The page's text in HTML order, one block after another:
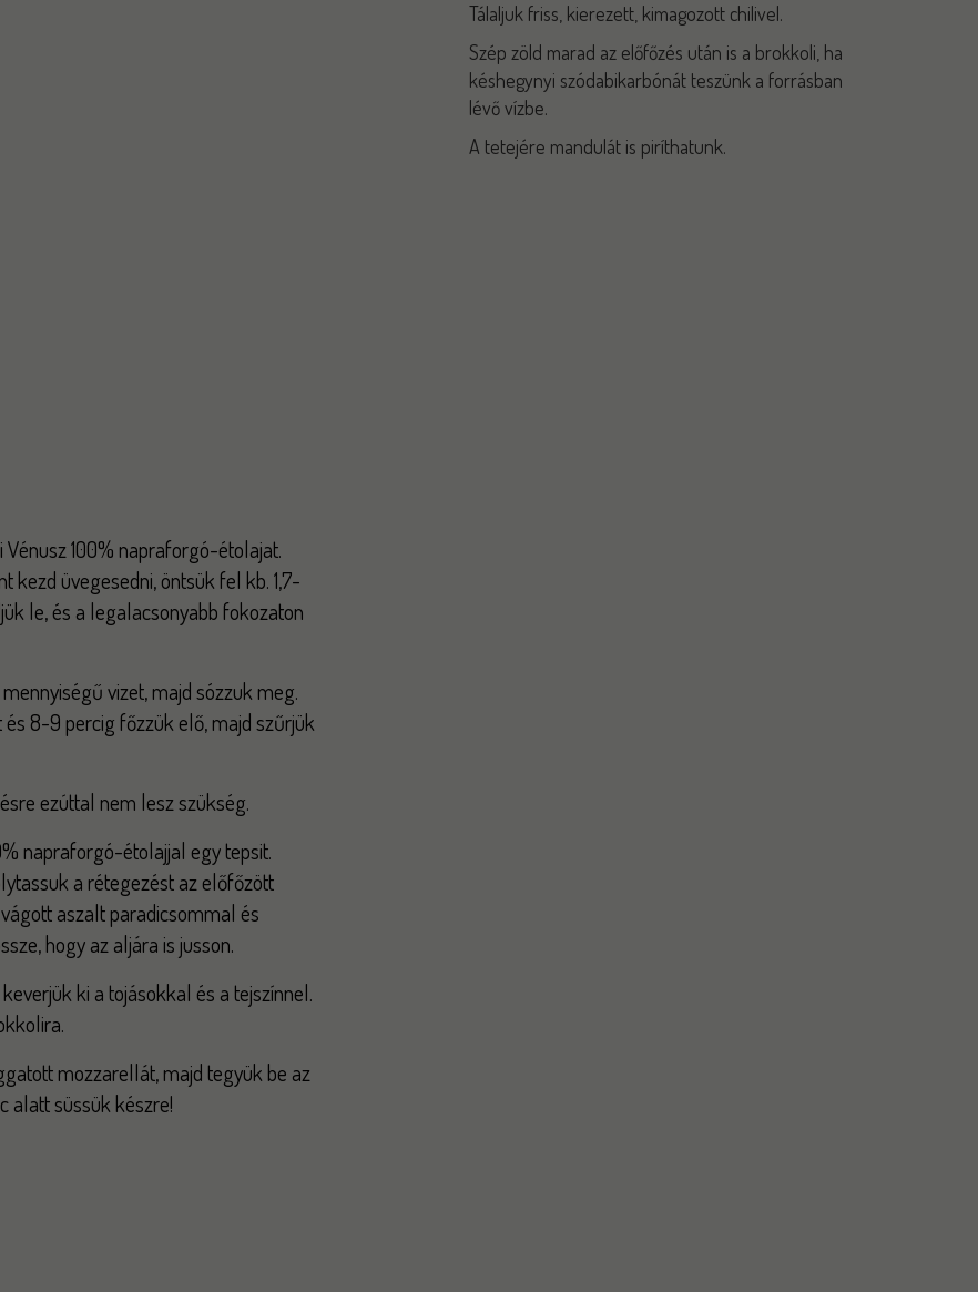
100% napraforgó-étolajat.
kezd üvegesedni, öntsük fel kb. 1,7-
le, és a legalacsonyabb fokozaton
vizet, majd sózzuk meg.
8-9 percig főzzük elő, majd szűrjük
ezúttal nem lesz szükség.
napraforgó-étolajjal egy tepsit.
a rétegezést az előfőzött
aszalt paradicsommal és
hogy az aljára is jusson.
ki a tojásokkal és a tejszínnel.
mozzarellát, majd tegyük be az
alatt süssük készre!
Tálaljuk friss, kierezett, kimagozott chilivel.
Szép zöld marad az előfőzés után is a brokkoli, ha
késhegynyi szódabikarbónát teszünk a forrásban
lévő vízbe.
A tetejére mandulát is piríthatunk.